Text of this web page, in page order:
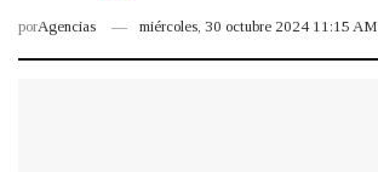
porAgencias miércoles, 30 octubre 2024 11:15 AM